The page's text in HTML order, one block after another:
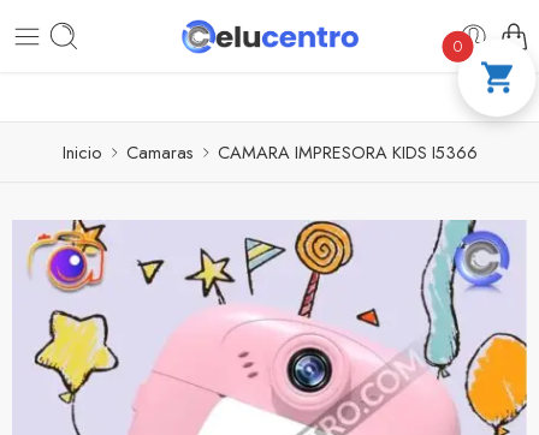
PAGA A CUOTAS CON ADDI COMPRA 100 %
Inicio Camaras CAMARA IMPRESORA KIDS I5366
0